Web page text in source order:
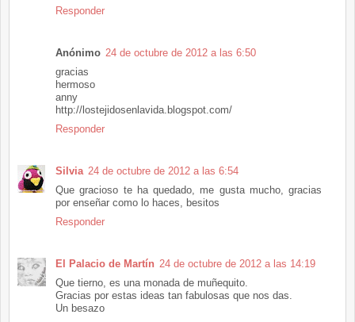
Responder
Anónimo 24 de octubre de 2012 a las 6:50
gracias
hermoso
anny
http://lostejidosenlavida.blogspot.com/
Responder
Silvia 24 de octubre de 2012 a las 6:54
Que gracioso te ha quedado, me gusta mucho, gracias
por enseñar como lo haces, besitos
Responder
El Palacio de Martín 24 de octubre de 2012 a las 14:19
Que tierno, es una monada de muñequito.
Gracias por estas ideas tan fabulosas que nos das.
Un besazo